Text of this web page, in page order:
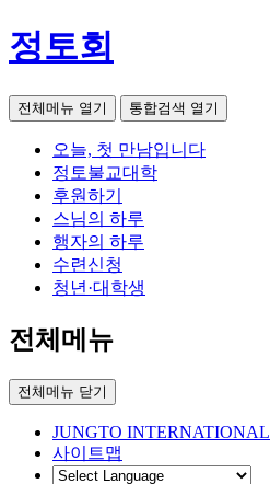
정토회
전체메뉴 열기 통합검색 열기
오늘, 첫 만남입니다
정토불교대학
후원하기
스님의 하루
행자의 하루
수련신청
청년·대학생
전체메뉴
전체메뉴 닫기
JUNGTO INTERNATIONAL
사이트맵